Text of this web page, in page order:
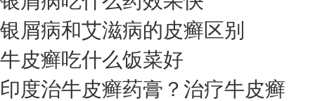
银屑病和艾滋病的皮癣区别
牛皮癣吃什么饭菜好
印度治牛皮癣药膏？治疗牛皮癣